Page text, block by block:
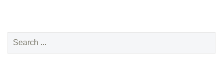
Search
for: